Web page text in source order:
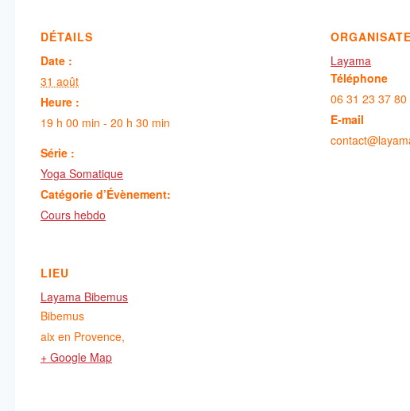
DÉTAILS
Date :
31 août
Heure :
19 h 00 min - 20 h 30 min
Série :
Yoga Somatique
Catégorie d’Évènement:
Cours hebdo
Layama
Téléphone
06 31 23 37 80
E-mail
LIEU
Layama Bibemus
Bibemus
aix en Provence,
+ Google Map